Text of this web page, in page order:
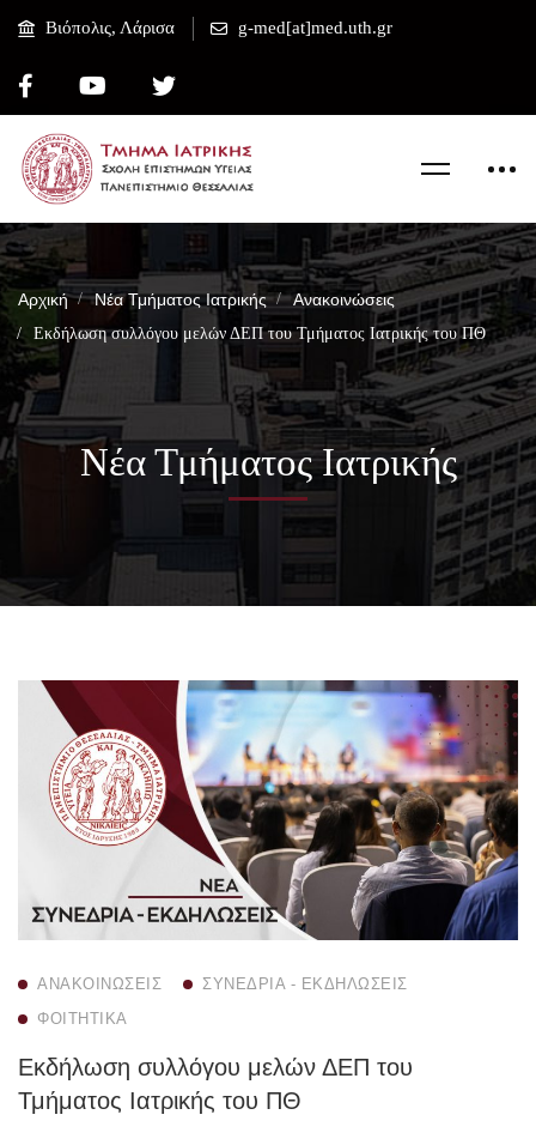
Βιόπολις, Λάρισα g-med[at]med.uth.gr
Αρχική Νέα Τμήματος Ιατρικής Ανακοινώσεις
Εκδήλωση συλλόγου μελών ΔΕΠ του Τμήματος Ιατρικής του ΠΘ
Νέα Τμήματος Ιατρικής
ΑΝΑΚΟΙΝΏΣΕΙΣ
ΣΥΝΈΔΡΙΑ - ΕΚΔΗΛΏΣΕΙΣ
ΦΟΙΤΗΤΙΚΆ
Εκδήλωση συλλόγου μελών ΔΕΠ του
Τμήματος Ιατρικής του ΠΘ